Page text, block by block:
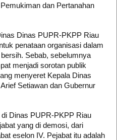
dan Pertanahan
Dinas PUPR-PKPP Riau
penataan organisasi dalam
Sebab, sebelumnya
menjadi sorotan publik
menyeret Kepala Dinas
Setiawan dan Gubernur
Dinas PUPR-PKPP Riau
yang di demosi, dari
eselon IV. Pejabat itu adalah